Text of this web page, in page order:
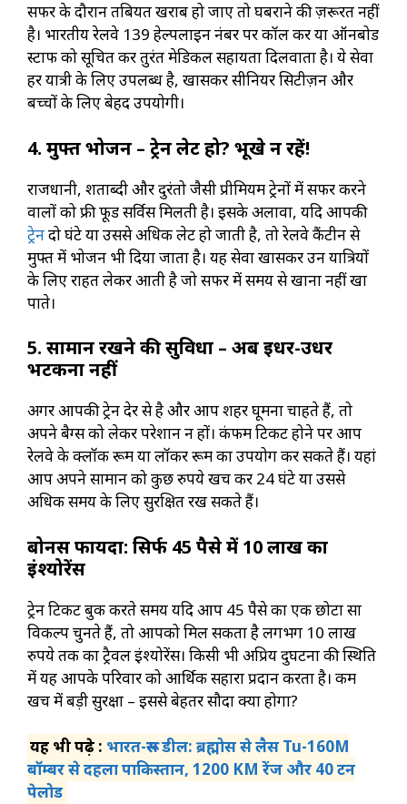
सफर के दौरान तबियत खराब हो जाए तो घबराने की ज़रूरत नहीं
है। भारतीय रेलवे 139 हेल्पलाइन नंबर पर कॉल कर या ऑनबोर्ड
स्टाफ को सूचित कर तुरंत मेडिकल सहायता दिलवाता है। ये सेवा
हर यात्री के लिए उपलब्ध है, खासकर सीनियर सिटीज़न और
बच्चों के लिए बेहद उपयोगी।
4. मुफ्त भोजन – ट्रेन लेट हो? भूखे न रहें!
राजधानी, शताब्दी और दुरंतो जैसी प्रीमियम ट्रेनों में सफर करने
वालों को फ्री फूड सर्विस मिलती है। इसके अलावा, यदि आपकी
ट्रेनदो घंटे या उससे अधिक लेट हो जाती है, तो रेलवे कैंटीन से
मुफ्त में भोजन भी दिया जाता है। यह सेवा खासकर उन यात्रियों
के लिए राहत लेकर आती है जो सफर में समय से खाना नहीं खा
पाते।
5. सामान रखने की सुविधा – अब इधर-उधर
भटकना नहीं
अगर आपकी ट्रेन देर से है और आप शहर घूमना चाहते हैं, तो
अपने बैग्स को लेकर परेशान न हों। कंफर्म टिकट होने पर आप
रेलवे के क्लॉक रूम या लॉकर रूम का उपयोग कर सकते हैं। यहां
आप अपने सामान को कुछ रुपये खर्च कर 24 घंटे या उससे
अधिक समय के लिए सुरक्षित रख सकते हैं।
बोनस फायदा: सिर्फ 45 पैसे में 10 लाख का
इंश्योरेंस
ट्रेन टिकट बुक करते समय यदि आप 45 पैसे का एक छोटा सा
विकल्प चुनते हैं, तो आपको मिल सकता है लगभग 10 लाख
रुपये तक का ट्रैवल इंश्योरेंस। किसी भी अप्रिय दुर्घटना की स्थिति
में यह आपके परिवार को आर्थिक सहारा प्रदान करता है। कम
खर्च में बड़ी सुरक्षा – इससे बेहतर सौदा क्या होगा?
यह भी पढ़े : भारत-रूस डील: ब्रह्मोस से लैस Tu-160M
बॉम्बर से दहला पाकिस्तान, 1200 KM रेंज और 40 टन
पेलोड